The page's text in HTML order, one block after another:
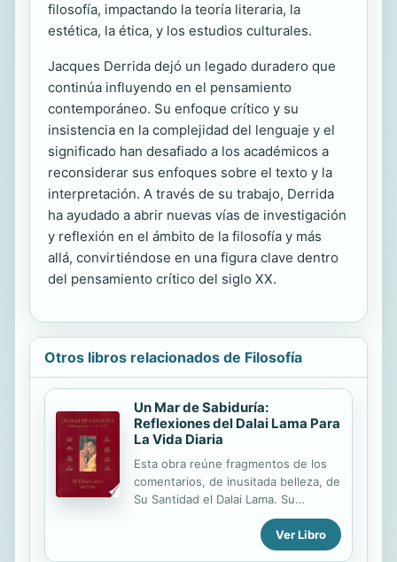
filosofía, impactando la teoría literaria, la
estética, la ética, y los estudios culturales.
Jacques Derrida dejó un legado duradero que
continúa influyendo en el pensamiento
contemporáneo. Su enfoque crítico y su
insistencia en la complejidad del lenguaje y el
significado han desafiado a los académicos a
reconsiderar sus enfoques sobre el texto y la
interpretación. A través de su trabajo, Derrida
ha ayudado a abrir nuevas vías de investigación
y reflexión en el ámbito de la filosofía y más
allá, convirtiéndose en una figura clave dentro
del pensamiento crítico del siglo XX.
Otros libros relacionados de Filosofía
Un Mar de Sabiduría:
Reflexiones del Dalai Lama Para
La Vida Diaria
Esta obra reúne fragmentos de los
comentarios, de inusitada belleza, de
Su Santidad el Dalai Lama. Su
mensaje de la urgente necesidad
universal de amor en todos los
niveles, tanto en las relaciones
Ver Libro